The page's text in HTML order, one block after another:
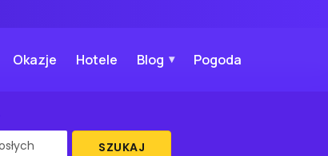
Okazje Hotele Blog Pogoda
SZUKAJ